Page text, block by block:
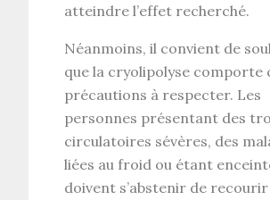
atteindre l’effet recherché.
Néanmoins, il convient de
que la cryolipolyse comporte
précautions à respecter. Les
personnes présentant des
circulatoires sévères, des
liées au froid ou étant
doivent s’abstenir de